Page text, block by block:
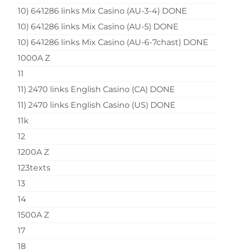
10) 641286 links Mix Casino (AU-3-4) DONE
10) 641286 links Mix Casino (AU-5) DONE
10) 641286 links Mix Casino (AU-6-7chast) DONE
1000A Z
11
11) 2470 links English Casino (CA) DONE
11) 2470 links English Casino (US) DONE
11k
12
1200A Z
123texts
13
14
1500A Z
17
18